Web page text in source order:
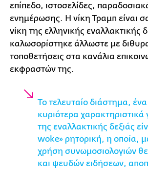
επίπεδο, ιστοσελίδες,
ενημέρωσης. Η νίκη Τραμπ είναι
νίκη της ελληνικής εναλλακτικής
καλωσορίστηκε άλλωστε με
τοποθετήσεις στα κανάλια
εκφραστών της.
Το τελευταίο διάστημα,
κυριότερα
της εναλλακτικής δεξιάς
woke» ρητορική, η οποία,
χρήση συνωμοσιολογιών
και ψευδών ειδήσεων,